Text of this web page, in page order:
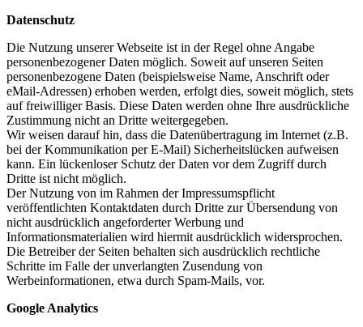
Datenschutz
Die Nutzung unserer Webseite ist in der Regel ohne Angabe
personenbezogener Daten möglich. Soweit auf unseren Seiten
personenbezogene Daten (beispielsweise Name, Anschrift oder
eMail-Adressen) erhoben werden, erfolgt dies, soweit möglich, stets
auf freiwilliger Basis. Diese Daten werden ohne Ihre ausdrückliche
Zustimmung nicht an Dritte weitergegeben.
Wir weisen darauf hin, dass die Datenübertragung im Internet (z.B.
bei der Kommunikation per E-Mail) Sicherheitslücken aufweisen
kann. Ein lückenloser Schutz der Daten vor dem Zugriff durch
Dritte ist nicht möglich.
Der Nutzung von im Rahmen der Impressumspflicht
veröffentlichten Kontaktdaten durch Dritte zur Übersendung von
nicht ausdrücklich angeforderter Werbung und
Informationsmaterialien wird hiermit ausdrücklich widersprochen.
Die Betreiber der Seiten behalten sich ausdrücklich rechtliche
Schritte im Falle der unverlangten Zusendung von
Werbeinformationen, etwa durch Spam-Mails, vor.
Google Analytics